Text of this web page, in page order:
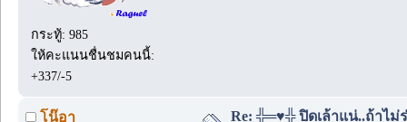
กระทู้: 985
ให้คะแนนชื่นชมคนนี้:
+337/-5
โน๊อา
Re: ╬═♥╬ ปิดเล้าแน่..ถ้าไ